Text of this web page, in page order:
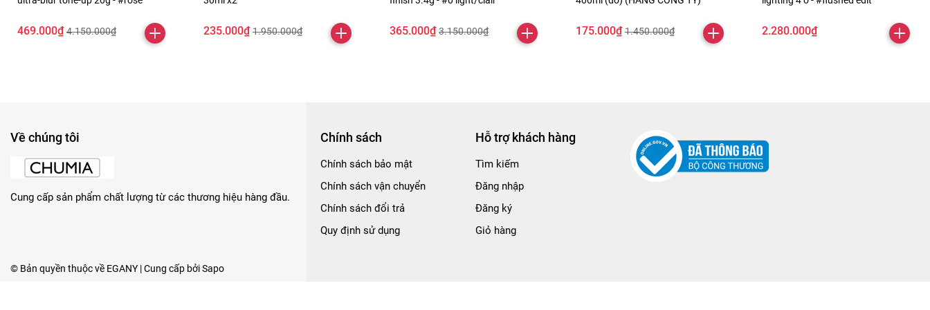
469.000₫ 4.150.000₫ 235.000₫ 1.950.000₫ 365.000₫ 3.150.000₫ 175.000₫ 1.450.000₫ 2.280.000₫
Về chúng tôi
Cung cấp sản phẩm chất lượng từ các thương hiệu hàng đầu.
Chính sách
Chính sách bảo mật
Chính sách vận chuyển
Chính sách đổi trả
Quy định sử dụng
Hỗ trợ khách hàng
Tìm kiếm
Đăng nhập
Đăng ký
Giỏ hàng
© Bản quyền thuộc về EGANY | Cung cấp bởiSapo